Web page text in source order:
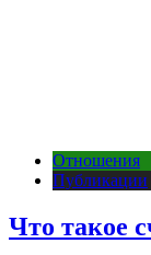
Отношения
Публикации
Что такое